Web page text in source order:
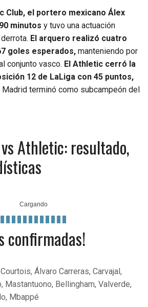
Club, el portero mexicano Álex
minutos y tuvo una actuación
El arquero realizó cuatro
goles esperados, manteniendo por
conjunto vasco. El Athletic cerró la
12 de LaLiga con 45 puntos,
terminó como subcampeón del
Athletic: resultado,
confirmadas!
Courtois, Álvaro Carreras, Carvajal,
Mastantuono, Bellingham, Valverde,
Mbappé